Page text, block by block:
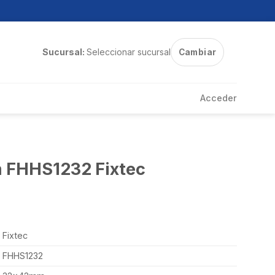
Sucursal: Seleccionar sucursal Cambiar
Acceder
Fixtec
Fixtec
FHHS1232